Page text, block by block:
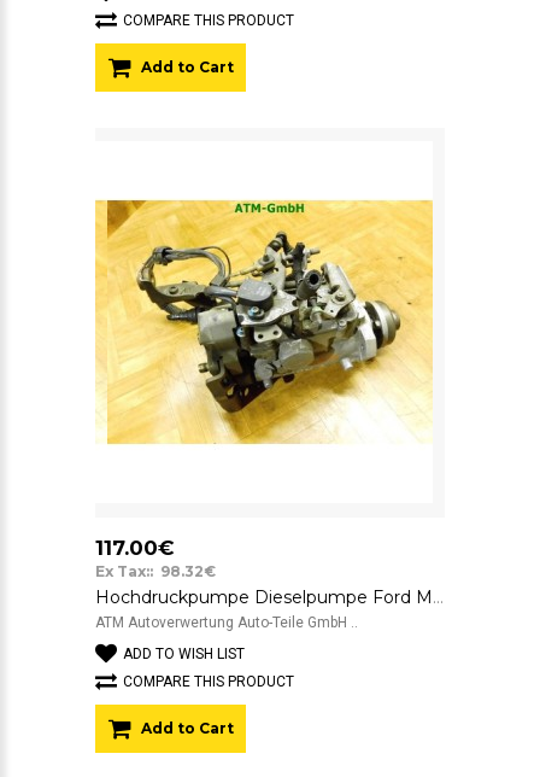
COMPARE THIS PRODUCT
Add to Cart
117.00€
Ex Tax:: 98.32€
Hochdruckpumpe Dieselpumpe Ford Mondeo 1 Lucas 8448B251A
ATM Autoverwertung Auto-Teile GmbH ..
ADD TO WISH LIST
COMPARE THIS PRODUCT
Add to Cart